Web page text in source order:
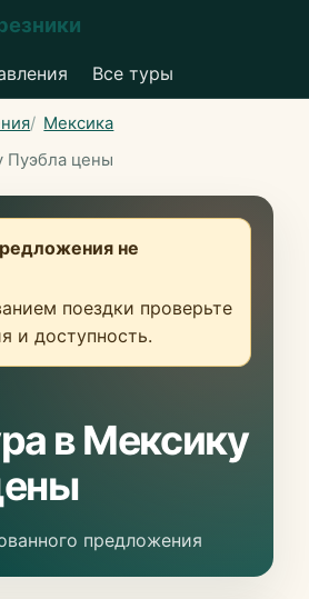
Все туры
Мексика
Пуэбла цены
не
поездки проверьте
и доступность.
в Мексику
предложения